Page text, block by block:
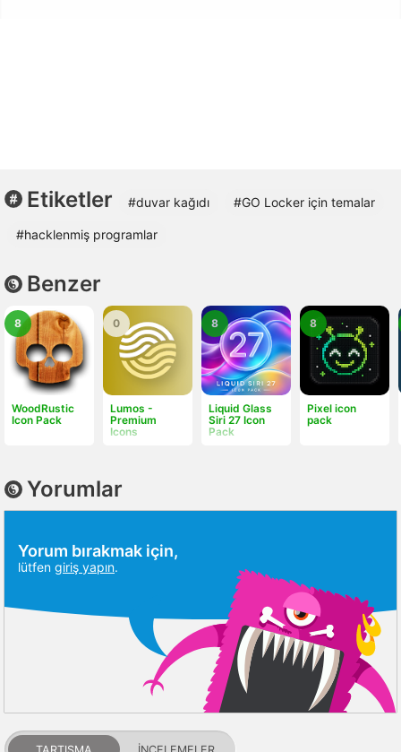
Etiketler #duvar kağıdı #GO Locker için temalar
#hacklenmiş programlar
Benzer
WoodRustic
Icon Pack
8
Lumos -
Premium
Icons
0
Liquid Glass
Siri 27 Icon
Pack
8
Pixel icon
pack
8
Yorumlar
Yorum bırakmak için,
lütfen giriş yapın.